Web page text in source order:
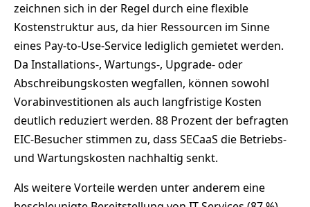
zeichnen sich in der Regel durch eine flexible
Kostenstruktur aus, da hier Ressourcen im Sinne
eines Pay-to-Use-Service lediglich gemietet werden.
Da Installations-, Wartungs-, Upgrade- oder
Abschreibungskosten wegfallen, können sowohl
Vorabinvestitionen als auch langfristige Kosten
deutlich reduziert werden. 88 Prozent der befragten
EIC-Besucher stimmen zu, dass SECaaS die Betriebs-
und Wartungskosten nachhaltig senkt.
Als weitere Vorteile werden unter anderem eine